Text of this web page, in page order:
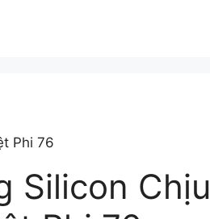
Phi 76
Silicon Chịu